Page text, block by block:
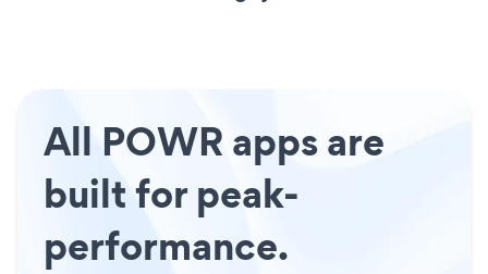
All POWR apps are
built for peak-
performance.